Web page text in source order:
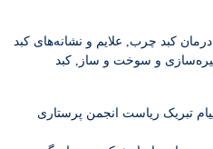
درمان کبد چرب, علایم و نشانه‌های کبد
و سوخت و ساز , کبد
تبریک ریاست انجمن پرستاری